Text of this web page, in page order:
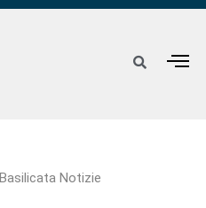
Basilicata Notizie